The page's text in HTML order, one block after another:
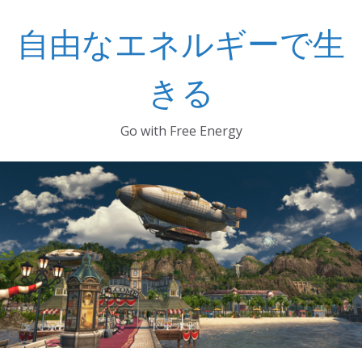
プ
自由なエネルギーで生
きる
Go with Free Energy